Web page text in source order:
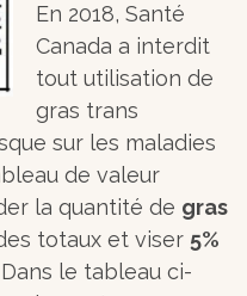
En 2018, Santé
Canada a interdit
tout utilisation de
gras trans
sur les maladies
de valeur
la quantité de gras
totaux et viser 5%
le tableau ci-